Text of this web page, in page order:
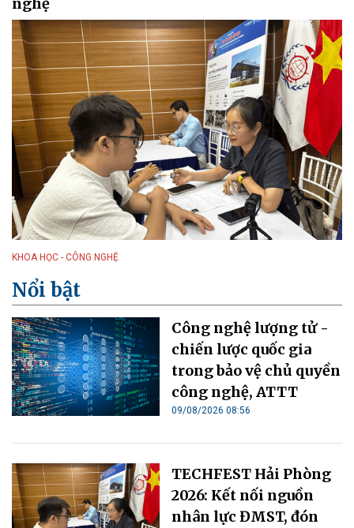
nghệ
KHOA HỌC - CÔNG NGHỆ
Nổi bật
Công nghệ lượng tử -
chiến lược quốc gia
trong bảo vệ chủ quyền
công nghệ, ATTT
09/08/2026 08:56
TECHFEST Hải Phòng
2026: Kết nối nguồn
nhân lực ĐMST, đón